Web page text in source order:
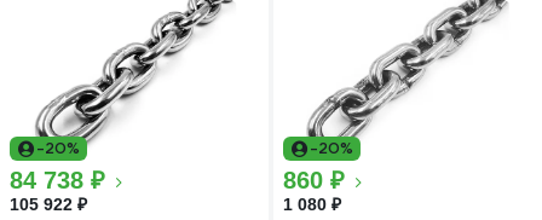
-20%
84 738 ₽
105 922 ₽
-20%
860 ₽
1 080 ₽